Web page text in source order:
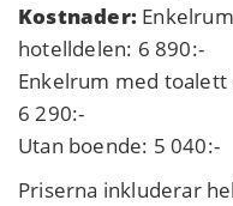
Kostnader:
hotelldelen: 6 890:-
Enkelrum med
6 290:-
Utan boende: 5 040:-
Priserna inkluderar